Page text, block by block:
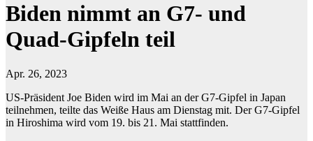
Biden nimmt an G7- und
Quad-Gipfeln teil
Apr. 26, 2023
US-Präsident Joe Biden wird im Mai an der G7-Gipfel in Japan
teilnehmen, teilte das Weiße Haus am Dienstag mit. Der G7-Gipfel
in Hiroshima wird vom 19. bis 21. Mai stattfinden.